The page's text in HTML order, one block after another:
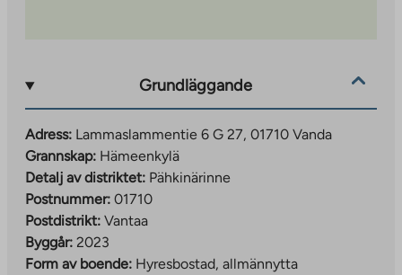
Grundläggande
Adress: Lammaslammentie 6 G 27, 01710 Vanda
Grannskap: Hämeenkylä
Detalj av distriktet: Pähkinärinne
Postnummer: 01710
Postdistrikt: Vantaa
Byggår: 2023
Form av boende: Hyresbostad, allmännytta